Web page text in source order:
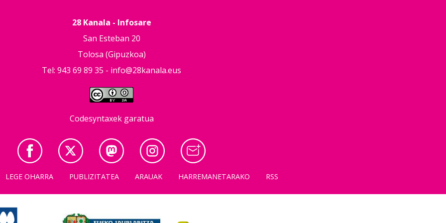
28 Kanala - Infosare
San Esteban 20
Tolosa (Gipuzkoa)
Tel: 943 69 89 35 - info@28kanala.eus
Codesyntaxek garatua
LEGE OHARRA PUBLIZITATEA ARAUAK HARREMANETARAKO RSS